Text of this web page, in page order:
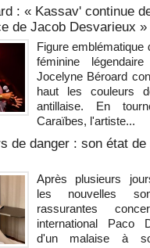
: « Kassav' continue
de Jacob Desvarieux »
Figure emblématique
féminine
Jocelyne Béroard
haut les couleurs
antillaise. En
Caraïbes, l'artiste...
de danger : son état
Après plusieurs
les nouvelles
rassurantes
international Paco
d'un malaise à